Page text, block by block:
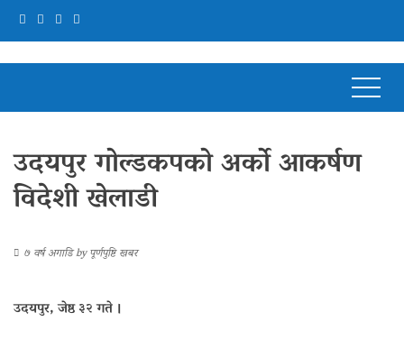
उदयपुर गोल्डकपको अर्को आकर्षण
विदेशी खेलाडी
७ वर्ष अगाडिbyपूर्णपुष्टि खबर
उदयपुर, जेष्ठ ३२ गते ।